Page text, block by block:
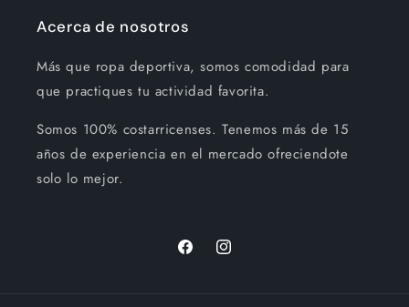
Acerca de nosotros
Más que ropa deportiva, somos comodidad para
que practiques tu actividad favorita.
Somos 100% costarricenses. Tenemos más de 15
años de experiencia en el mercado ofreciendote
solo lo mejor.
FacebookInstagram